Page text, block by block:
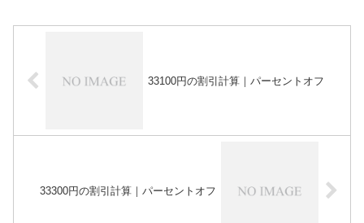
33100円の割引計算｜パーセントオフ
33300円の割引計算｜パーセントオフ